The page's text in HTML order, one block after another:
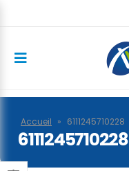
Accueil » 6111245710228
6111245710228